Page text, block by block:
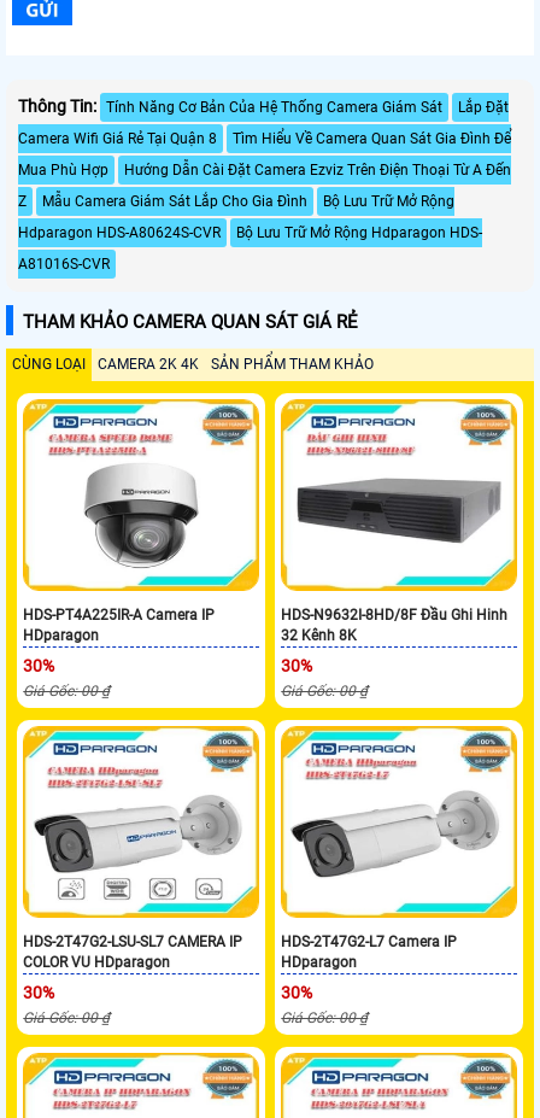
Thông Tin: Tính Năng Cơ Bản Của Hệ Thống Camera Giám Sát
Lắp Đặt
Camera Wifi Giá Rẻ Tại Quận 8
Tìm Hiểu Về Camera Quan Sát Gia Đình Để
Mua Phù Hợp
Hướng Dẫn Cài Đặt Camera Ezviz Trên Điện Thoại Từ A Đến
Z
Mẫu Camera Giám Sát Lắp Cho Gia Đình
Bộ Lưu Trữ Mở Rộng
Hdparagon HDS-A80624S-CVR
Bộ Lưu Trữ Mở Rộng Hdparagon HDS-
A81016S-CVR
THAM KHẢO CAMERA QUAN SÁT GIÁ RẺ
CÙNG LOẠI CAMERA 2K 4K SẢN PHẨM THAM KHẢO
HDS-PT4A225IR-A Camera IP
HDparagon
30%
Giá Gốc: 00 ₫
HDS-N9632I-8HD/8F Đầu Ghi Hinh
32 Kênh 8K
30%
Giá Gốc: 00 ₫
HDS-2T47G2-LSU-SL7 CAMERA IP
COLOR VU HDparagon
30%
Giá Gốc: 00 ₫
HDS-2T47G2-L7 Camera IP
HDparagon
30%
Giá Gốc: 00 ₫